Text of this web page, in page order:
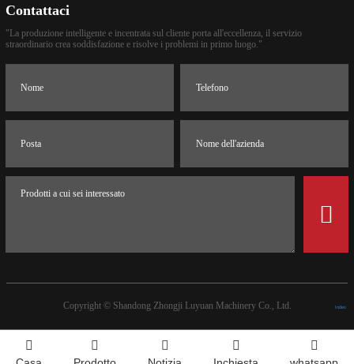
Contattaci
"La produzione intelligente e incentrata sul cliente porta all'eccellenza, il servizio
straordinario crea soddisfazione e risolve i problemi in primo luogo."
Copyright © Shandong Zhongji Luyuan Machinery Co., Ltd. Index